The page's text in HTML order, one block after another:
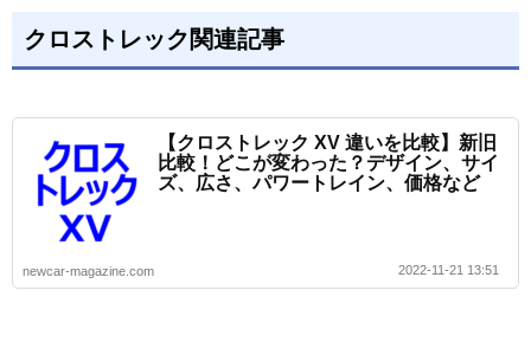
クロストレック関連記事
【クロストレック XV 違いを比較】新旧
比較！どこが変わった？デザイン、サイ
ズ、広さ、パワートレイン、価格など
newcar-magazine.com 2022-11-21 13:51